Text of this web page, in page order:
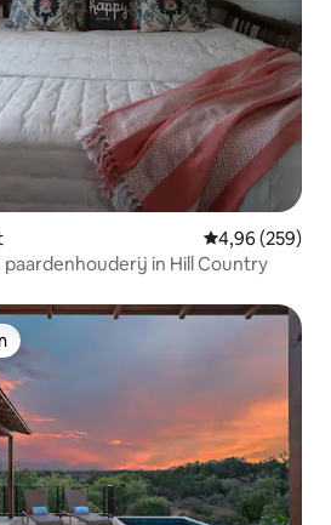
Gemiddelde
4,96 (259)
in Hill Country